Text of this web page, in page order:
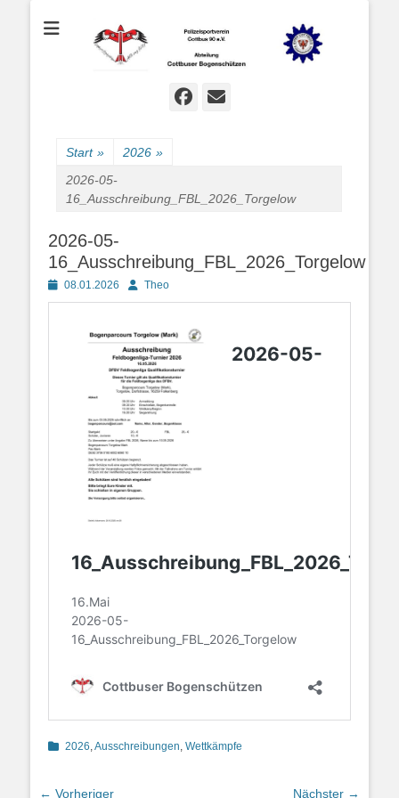
Cottbuser
Bogenschützen
Bogenschießen in Cottbus
Facebook
E-
Start » 2026 »
2026-05-
16_Ausschreibung_FBL_2026_Torgelow
2026-05-
16_Ausschreibung_FBL_2026_Torgelow
Posted
on
08.01.2026 AutorTheo
Kategorien
2026 Ausschreibungen Wettkämpfe
← Vorheriger Nächster →